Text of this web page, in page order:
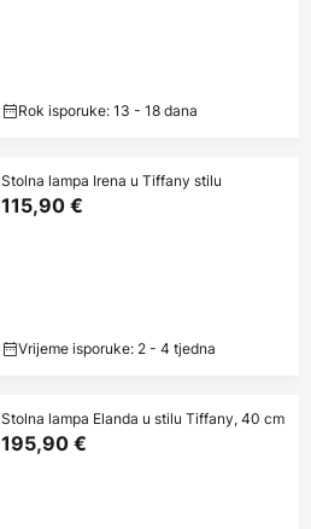
Rok isporuke: 13 - 18 dana
Stolna lampa Irena u Tiffany stilu
115,90 €
Vrijeme isporuke: 2 - 4 tjedna
Stolna lampa Elanda u stilu Tiffany, 40 cm
195,90 €